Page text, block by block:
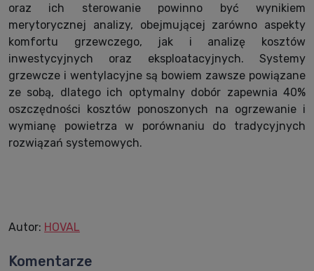
oraz ich sterowanie powinno być wynikiem
merytorycznej analizy, obejmującej zarówno aspekty
komfortu grzewczego, jak i analizę kosztów
inwestycyjnych oraz eksploatacyjnych. Systemy
grzewcze i wentylacyjne są bowiem zawsze powiązane
ze sobą, dlatego ich optymalny dobór zapewnia 40%
oszczędności kosztów ponoszonych na ogrzewanie i
wymianę powietrza w porównaniu do tradycyjnych
rozwiązań systemowych.
Autor: HOVAL
Komentarze